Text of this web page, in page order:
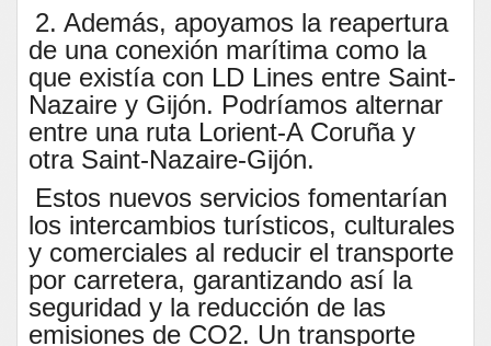
2. Además, apoyamos la reapertura
de una conexión marítima como la
que existía con LD Lines entre Saint-
Nazaire y Gijón. Podríamos alternar
entre una ruta Lorient-A Coruña y
otra Saint-Nazaire-Gijón.
Estos nuevos servicios fomentarían
los intercambios turísticos, culturales
y comerciales al reducir el transporte
por carretera, garantizando así la
seguridad y la reducción de las
emisiones de CO2. Un transporte